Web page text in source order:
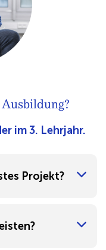
im 3. Lehrjahr.
Projekt?